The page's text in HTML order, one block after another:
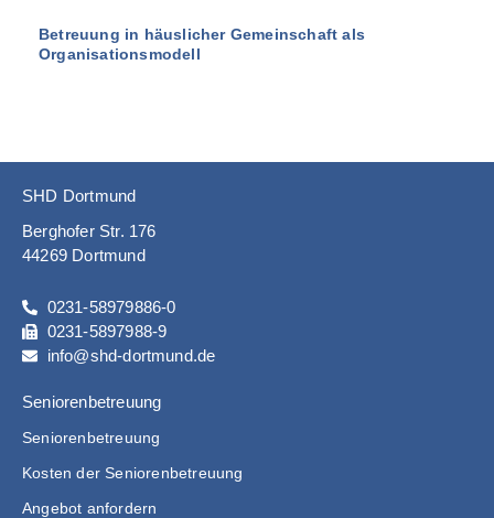
Betreuung in häuslicher Gemeinschaft als
Organisationsmodell
SHD Dortmund
Berghofer Str. 176
44269 Dortmund
0231-58979886-0
0231-5897988-9
info@shd-dortmund.de
Seniorenbetreuung
Seniorenbetreuung
Kosten der Seniorenbetreuung
Angebot anfordern